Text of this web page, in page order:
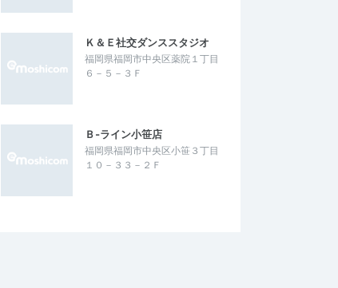
Ｋ＆Ｅ社交ダンススタジオ
福岡県福岡市中央区薬院１丁目
６－５－３Ｆ
Ｂ‐ライン小笹店
福岡県福岡市中央区小笹３丁目
１０－３３－２Ｆ